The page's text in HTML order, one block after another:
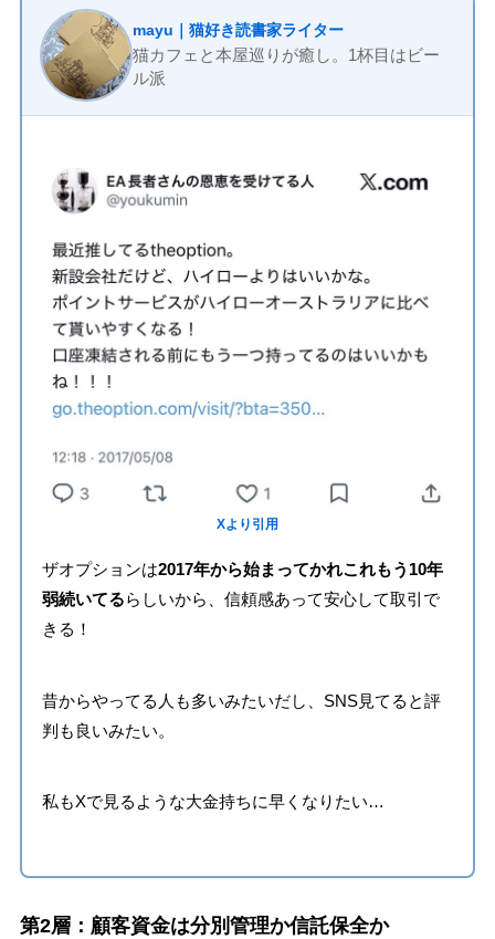
mayu｜猫好き読書家ライター
猫カフェと本屋巡りが癒し。1杯目はビー
ル派
Xより引用
ザオプションは2017年から始まってかれこれもう10年
弱続いてるらしいから、信頼感あって安心して取引で
きる！
昔からやってる人も多いみたいだし、SNS見てると評
判も良いみたい。
私もXで見るような大金持ちに早くなりたい…
第2層：顧客資金は分別管理か信託保全か